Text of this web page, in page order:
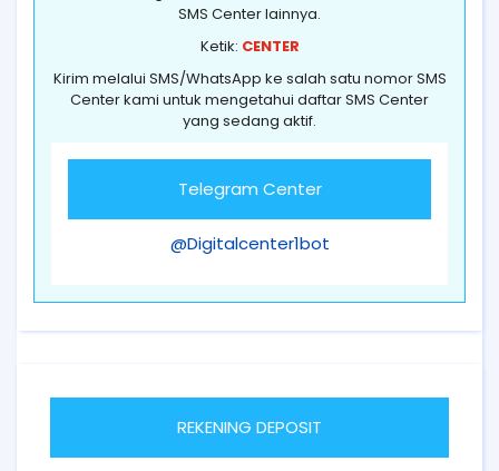
SMS Center lainnya.
Ketik: CENTER
Kirim melalui SMS/WhatsApp ke salah satu nomor SMS
Center kami untuk mengetahui daftar SMS Center
yang sedang aktif.
Telegram Center
@Digitalcenter1bot
REKENING DEPOSIT